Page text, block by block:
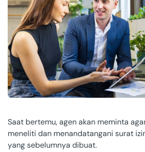
Saat bertemu, agen akan meminta
meneliti dan menandatangani surat
yang sebelumnya dibuat.